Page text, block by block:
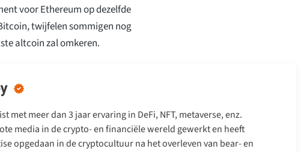
voor Ethereum op dezelfde
twijfelen sommigen nog
altcoin zal omkeren.
met meer dan 3 jaar ervaring in DeFi, NFT, metaverse, enz.
media in de crypto- en financiële wereld gewerkt en heeft
opgedaan in de cryptocultuur na het overleven van bear- en